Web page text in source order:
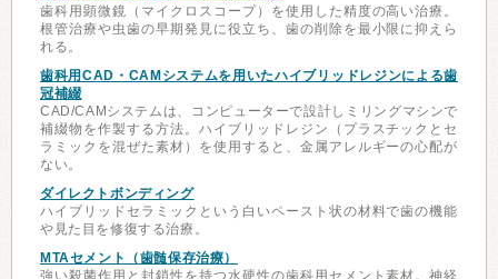
歯科用顕微鏡（マイクロスコープ）を使用した精度の高い治療。
根管治療や虫歯の早期発見に役立ち、歯の削除を最小限に抑えら
れる。
歯科用CAD・CAMシステムを用いたハイブリッドレジンによる歯
冠補綴
CAD/CAMシステムは、コンピューターで設計しミリングマシンで
補綴物を作製する方法。ハイブリッドレジン（プラスチックとセ
ラミックを混ぜた素材）を使用すると、金属アレルギーの心配が
ない。
ダイレクトボンディング
ハイブリッドセラミックという白いペースト状の材料で歯の機能
や見た目を修復する治療。
MTAセメント（歯髄保存治療）
強い殺菌作用と封鎖性を持つ水硬性の歯科用セメント素材。神経